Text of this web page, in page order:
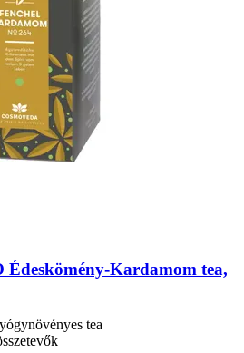
Édeskömény-​Kardamom tea,
tea